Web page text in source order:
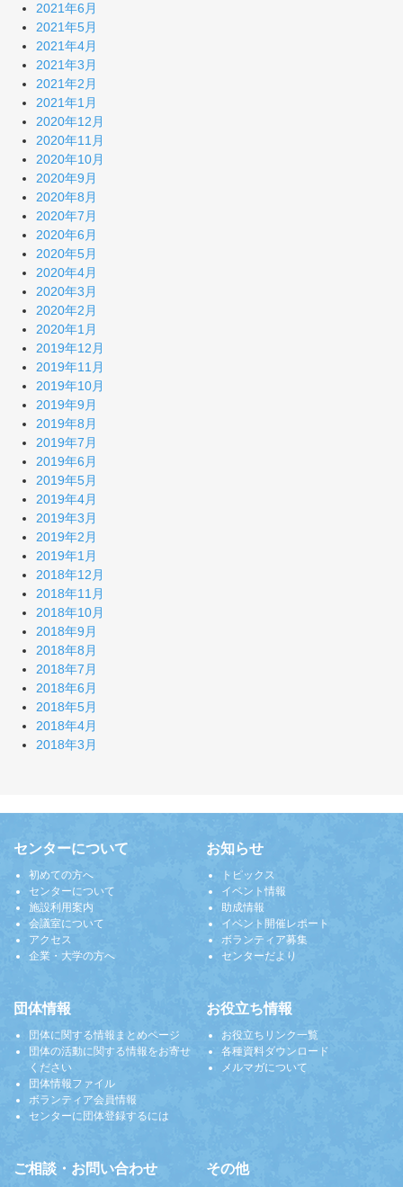
2021年6月
2021年5月
2021年4月
2021年3月
2021年2月
2021年1月
2020年12月
2020年11月
2020年10月
2020年9月
2020年8月
2020年7月
2020年6月
2020年5月
2020年4月
2020年3月
2020年2月
2020年1月
2019年12月
2019年11月
2019年10月
2019年9月
2019年8月
2019年7月
2019年6月
2019年5月
2019年4月
2019年3月
2019年2月
2019年1月
2018年12月
2018年11月
2018年10月
2018年9月
2018年8月
2018年7月
2018年6月
2018年5月
2018年4月
2018年3月
センターについて
初めての方へ
センターについて
施設利用案内
会議室について
アクセス
企業・大学の方へ
お知らせ
トピックス
イベント情報
助成情報
イベント開催レポート
ボランティア募集
センターだより
団体情報
団体に関する情報まとめページ
団体の活動に関する情報をお寄せ
ください
団体情報ファイル
ボランティア会員情報
センターに団体登録するには
お役立ち情報
お役立ちリンク一覧
各種資料ダウンロード
メルマガについて
ご相談・お問い合わせ その他